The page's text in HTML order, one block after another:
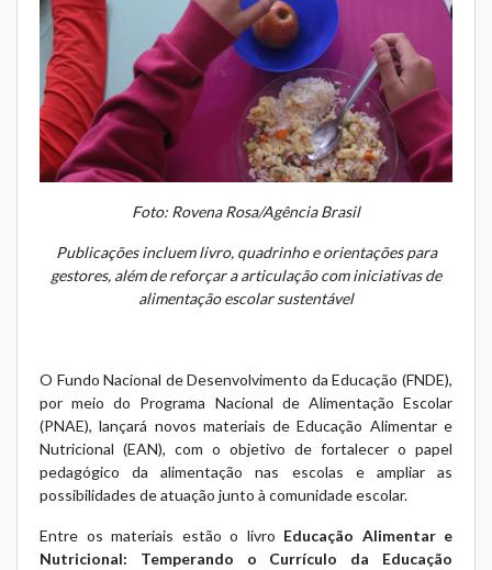
Foto: Rovena Rosa/Agência Brasil
Publicações incluem livro, quadrinho e orientações para
gestores, além de reforçar a articulação com iniciativas de
alimentação escolar sustentável
O Fundo Nacional de Desenvolvimento da Educação (FNDE),
por meio do Programa Nacional de Alimentação Escolar
(PNAE), lançará novos materiais de Educação Alimentar e
Nutricional (EAN), com o objetivo de fortalecer o papel
pedagógico da alimentação nas escolas e ampliar as
possibilidades de atuação junto à comunidade escolar.
Entre os materiais estão o livro Educação Alimentar e
Nutricional: Temperando o Currículo da Educação